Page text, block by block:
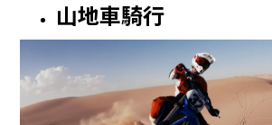
山地車騎行